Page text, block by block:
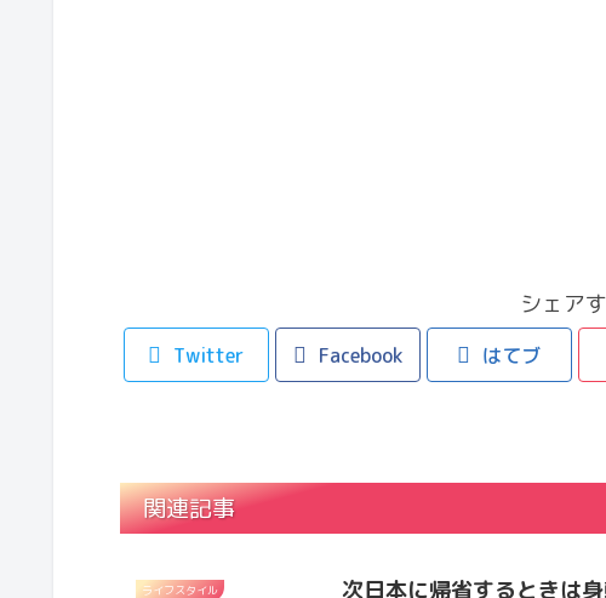
シェア
Twitter Facebook はてブ
関連記事
ライフスタイル 次日本に帰省するときは